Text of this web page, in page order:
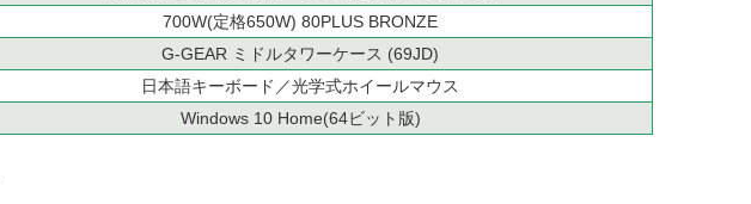
700W(定格650W) 80PLUS BRONZE
G-GEAR ミドルタワーケース (69JD)
日本語キーボード／光学式ホイールマウス
Windows 10 Home(64ビット版)